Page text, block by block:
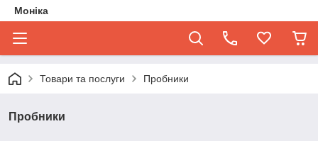
Моніка
Товари та послуги Пробники
Пробники